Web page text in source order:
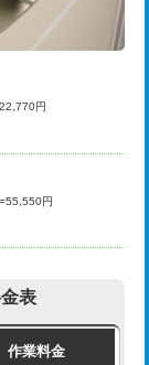
円
円
円~
円
円 円
円
表
作業料金